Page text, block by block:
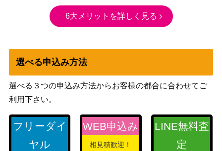
ド）
ボスごっこピカチュウスカ
P】
サン＆ムーン
オルティガ（SR）【SV8a
189/187】
レット
（テラスタルフェス
ジラーチV（SR）【S10D
071/067】
ソード&シールド
（タイムゲイザー）
250
デンジ（SR）【SM5M 07
サン&ムーン
1,100
6大メリットを詳しく見る
選べる申込み方法
選べる３つの申込み方法からお客様の都合に合わせてご
利用下さい。
フリーダイ
ヤル
WEB申込み
相見積歓迎！
LINE無料査
定